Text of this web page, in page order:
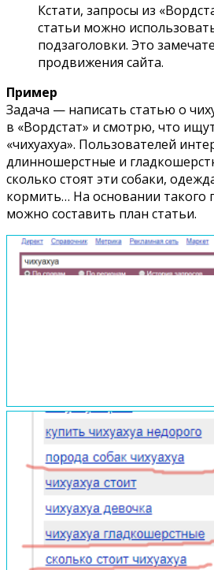
Кстати, запросы из
статьи можно
подзаголовки. Это
продвижения сайта.
Пример
Задача — написать статью о
в «Вордстат» и смотрю, что
«чихуахуа». Пользователей
длинношерстные и
сколько стоят эти собаки,
кормить… На основании такого
можно составить план статьи.